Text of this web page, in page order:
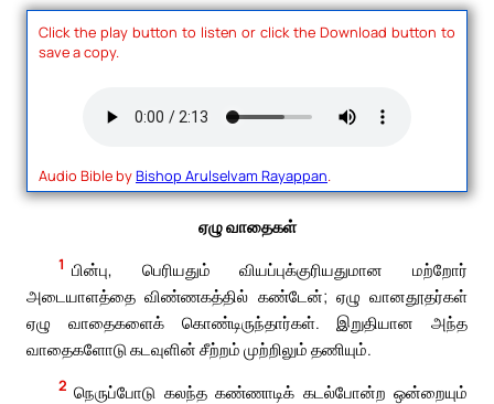
Click the play button to listen or click the Download button to
save a copy.
Audio Bible byBishop Arulselvam Rayappan.
ஏழு வாதைகள்
1 பின்பு, பெரியதும் வியப்புக்குரியதுமான மற்றோர்
அடையாளத்தை விண்ணகத்தில் கண்டேன்; ஏழு வானதூதர்கள்
ஏழு வாதைகளைக் கொண்டிருந்தார்கள். இறுதியான அந்த
வாதைகளோடு கடவுளின் சீற்றம் முற்றிலும் தணியும்.
2 நெருப்போடு கலந்த கண்ணாடிக் கடல்போன்ற ஒன்றையும்